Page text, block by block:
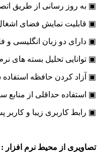
رسانی از طریق اتصال به
نمایش فضای اشغال شده
دو زبان انگلیسی و فارسی
تحلیل بسته های نرم
کردن حافظه استفاده شده
حداقلی از منابع سیستم
کاربری زیبا و کاربر پسند
از محیط نرم افزار :